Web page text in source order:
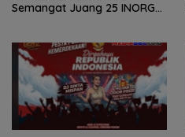
Semangat Juang 25 INORGA